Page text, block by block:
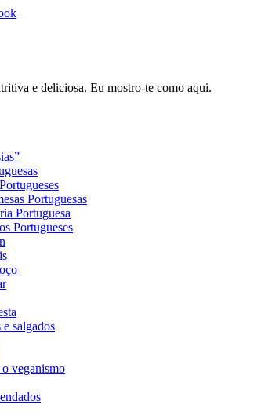
e deliciosa. Eu mostro-te como aqui.
Portuguesas
Portuguesa
Portugueses
e salgados
veganismo